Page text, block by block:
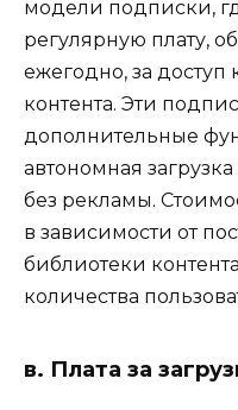
модели подписки,
регулярную плату,
ежегодно, за
контента. Эти
дополнительные
автономная
без рекламы.
в зависимости от
библиотеки
количества
в. Плата за